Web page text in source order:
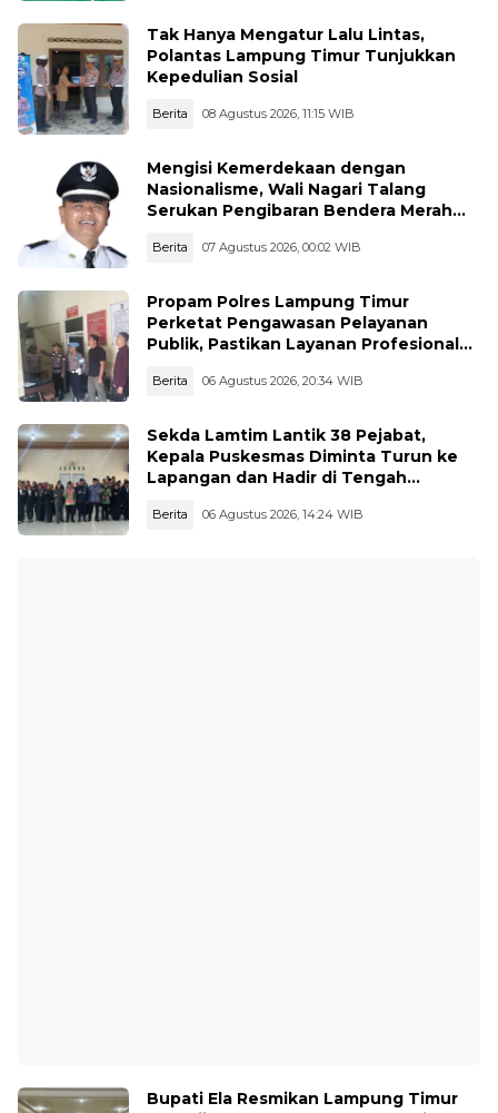
Tak Hanya Mengatur Lalu Lintas,
Polantas Lampung Timur Tunjukkan
Kepedulian Sosial
Berita 08 Agustus 2026, 11:15 WIB
Mengisi Kemerdekaan dengan
Nasionalisme, Wali Nagari Talang
Serukan Pengibaran Bendera Merah
Berita 07 Agustus 2026, 00:02 WIB
Propam Polres Lampung Timur
Perketat Pengawasan Pelayanan
Publik, Pastikan Layanan Profesional
Berita 06 Agustus 2026, 20:34 WIB
Sekda Lamtim Lantik 38 Pejabat,
Kepala Puskesmas Diminta Turun ke
Lapangan dan Hadir di Tengah
Berita 06 Agustus 2026, 14:24 WIB
Bupati Ela Resmikan Lampung Timur